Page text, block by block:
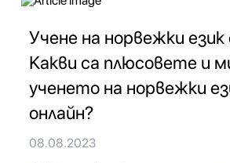
Учене на норвежки език
Какви са плюсовете и
ученето на норвежки
онлайн?
08.08.2023